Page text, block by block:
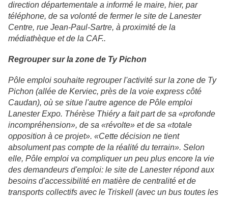
direction départementale a informé le maire, hier, par
téléphone, de sa volonté de fermer le site de Lanester
Centre, rue Jean-Paul-Sartre, à proximité de la
médiathèque et de la CAF..
Regrouper sur la zone de Ty Pichon
Pôle emploi souhaite regrouper l'activité sur la zone de Ty
Pichon (allée de Kerviec, près de la voie express côté
Caudan), où se situe l'autre agence de Pôle emploi
Lanester Expo. Thérèse Thiéry a fait part de sa «profonde
incompréhension», de sa «révolte» et de sa «totale
opposition à ce projet». «Cette décision ne tient
absolument pas compte de la réalité du terrain». Selon
elle, Pôle emploi va compliquer un peu plus encore la vie
des demandeurs d'emploi: le site de Lanester répond aux
besoins d'accessibilité en matière de centralité et de
transports collectifs avec le Triskell (avec un bus toutes les